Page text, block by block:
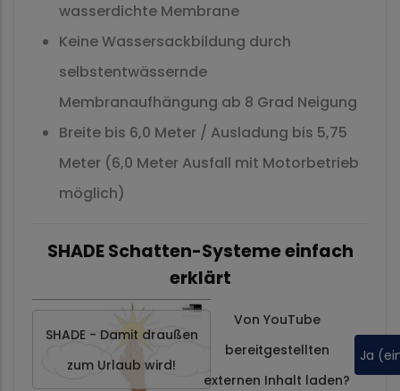
wasserdichte Membrane
Keine Wassersackbildung durch
selbstentwässernde
Membranaufhängung ab 8 Grad Neigung
Breite bis 6,0 Meter / Ausladung bis 5,75
Meter (6,0 Meter Ausfall mit Motorbetrieb
möglich)
SHADE Schatten-Systeme einfach
erklärt
SHADE - Damit draußen
zum Urlaub wird!
Von YouTube
bereitgestellten
externen Inhalt laden?
Ja